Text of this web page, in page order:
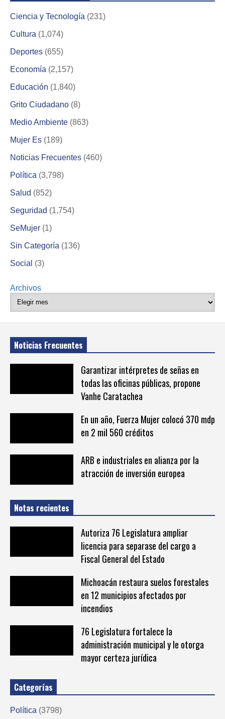
Ciencia y Tecnología (231)
Cultura (1,074)
Deportes (655)
Economía (2,157)
Educación (1,840)
Grito Ciudadano (8)
Medio Ambiente (863)
Mujer Es (189)
Noticias Frecuentes (460)
Política (3,798)
Salud (852)
Seguridad (1,754)
SeMujer (1)
Sin Categoría (136)
Social (3)
Archivos
Noticias Frecuentes
Garantizar intérpretes de señas en
todas las oficinas públicas, propone
Vanhe Caratachea
En un año, Fuerza Mujer colocó 370 mdp
en 2 mil 560 créditos
ARB e industriales en alianza por la
atracción de inversión europea
Notas recientes
Autoriza 76 Legislatura ampliar
licencia para separase del cargo a
Fiscal General del Estado
Michoacán restaura suelos forestales
en 12 municipios afectados por
incendios
76 Legislatura fortalece la
administración municipal y le otorga
mayor certeza jurídica
Categorías
Política (3798)